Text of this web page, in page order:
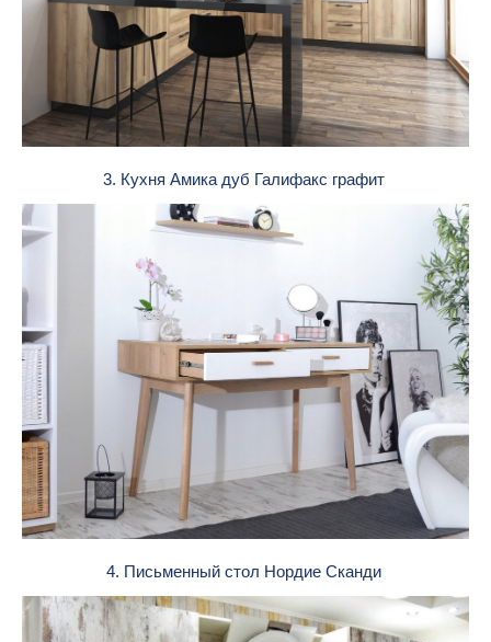
3. Кухня Амика дуб Галифакс графит
4. Письменный стол Нордие Сканди